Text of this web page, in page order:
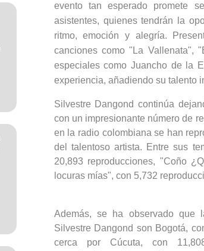
evento tan esperado promete
asistentes, quienes tendrán la
ritmo, emoción y alegría.
canciones como "La Vallenata", "
especiales como Juancho de la
experiencia, añadiendo su talento
Silvestre Dangond continúa
con un impresionante número de
en la radio colombiana se han
del talentoso artista. Entre sus
20,893 reproducciones, "Coño
locuras mías", con 5,732
Además, se ha observado que
Silvestre Dangond son Bogotá,
cerca por Cúcuta, con